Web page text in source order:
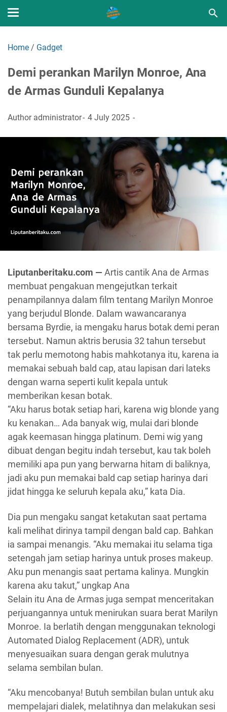
Home / Gadget
Demi perankan Marilyn Monroe, Ana
de Armas Gunduli Kepalanya
Author administrator 4 July 2025
Liputanberitaku.com — Artis cantik Ana de Armas
membuat pengakuan mengejutkan terkait
penampilannya dalam film tentang Marilyn Monroe
yang berjudul Blonde. Dalam wawancaranya
bersama Byrdie, ia mengaku harus botak demi peran
tersebut. Namun aktris berusia 32 tahun tersebut
tak perlu memotong habis mahkotanya itu, karena ia
memakai sebuah bald cap, atau lapisan dari lateks
dengan warna seperti kulit kepala untuk
memberikan kesan botak.
“Aku harus botak setiap hari, karena wig blonde yang
ku kenakan… Ada banyak wig, mulai dari blonde
agak keemasan hingga platinum. Demi wig yang
dibuat dengan begitu indah tersebut, kau tak boleh
memiliki apa pun yang berwarna hitam di baliknya,
jadi aku pun memakai bald cap setiap harinya dari
jidat hingga ke seluruh kepala aku,” kata Dia.
Dia pun mengaku sangat ketakutan saat pertama
kali melihat dirinya tampil dengan bald cap. Bahkan
ia sampai menangis. “Aku memakai itu selama tiga
setengah jam setiap harinya untuk proses makeup.
Aku pun menangis saat pertama kalinya. Mungkin
karena aku takut,” ungkap Ana
Selain itu Ana de Armas juga sempat menceritakan
perjuangannya untuk menirukan suara berat Marilyn
Monroe. Ia berlatih dengan menggunakan teknologi
Automated Dialog Replacement (ADR), untuk
menyesuaikan suara dengan gerak mulutnya
selama sembilan bulan.
“Aku mencobanya! Butuh sembilan bulan untuk aku
mempelajari dialek, melatihnya dan melakukan sesi